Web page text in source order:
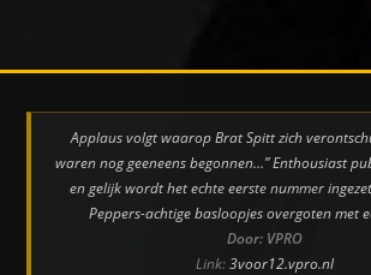
Applaus volgt waarop Brat Spitt zich
waren nog geeneens begonnen…” Enthousiast
en gelijk wordt het echte eerste nummer
Peppers-achtige basloopjes overgoten met
Door: VPRO
Link:3voor12.vpro.nl